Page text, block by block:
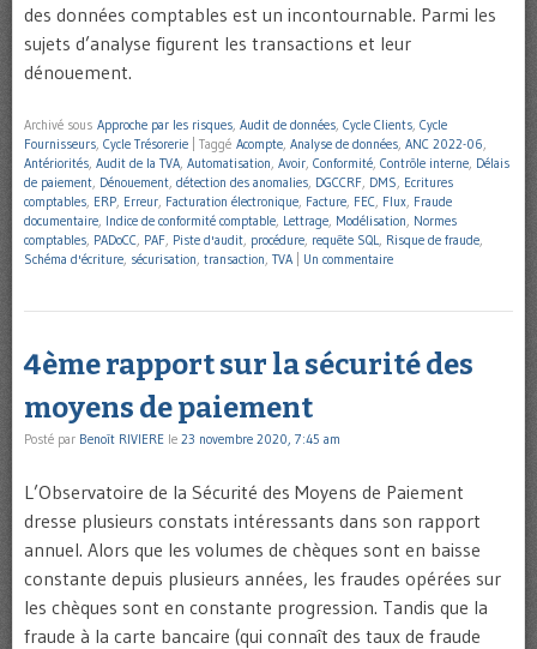
des données comptables est un incontournable. Parmi les
sujets d’analyse figurent les transactions et leur
dénouement.
Archivé sous Approche par les risques, Audit de données, Cycle Clients, Cycle
Fournisseurs, Cycle Trésorerie Taggé Acompte, Analyse de données, ANC 2022-06,
Antériorités, Audit de la TVA, Automatisation, Avoir, Conformité, Contrôle interne, Délais
de paiement, Dénouement, détection des anomalies, DGCCRF, DMS, Ecritures
comptables, ERP, Erreur, Facturation électronique, Facture, FEC, Flux, Fraude
documentaire, Indice de conformité comptable, Lettrage, Modélisation, Normes
comptables, PADoCC, PAF, Piste d'audit, procédure, requête SQL, Risque de fraude,
Schéma d'écriture, sécurisation, transaction, TVA Un commentaire
4ème rapport sur la sécurité des
moyens de paiement
Posté par Benoît RIVIERE le 23 novembre 2020, 7:45 am
L’Observatoire de la Sécurité des Moyens de Paiement
dresse plusieurs constats intéressants dans son rapport
annuel. Alors que les volumes de chèques sont en baisse
constante depuis plusieurs années, les fraudes opérées sur
les chèques sont en constante progression. Tandis que la
fraude à la carte bancaire (qui connaît des taux de fraude